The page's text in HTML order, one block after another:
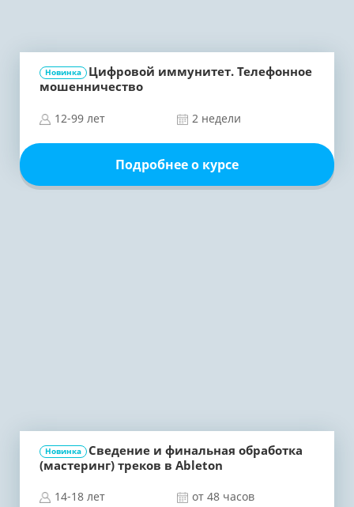
Новинка
Цифровой иммунитет. Телефонное
мошенничество
12-99 лет 2 недели
Подробнее о курсе
Новинка
Сведение и финальная обработка
(мастеринг) треков в Ableton
14-18 лет от 48 часов